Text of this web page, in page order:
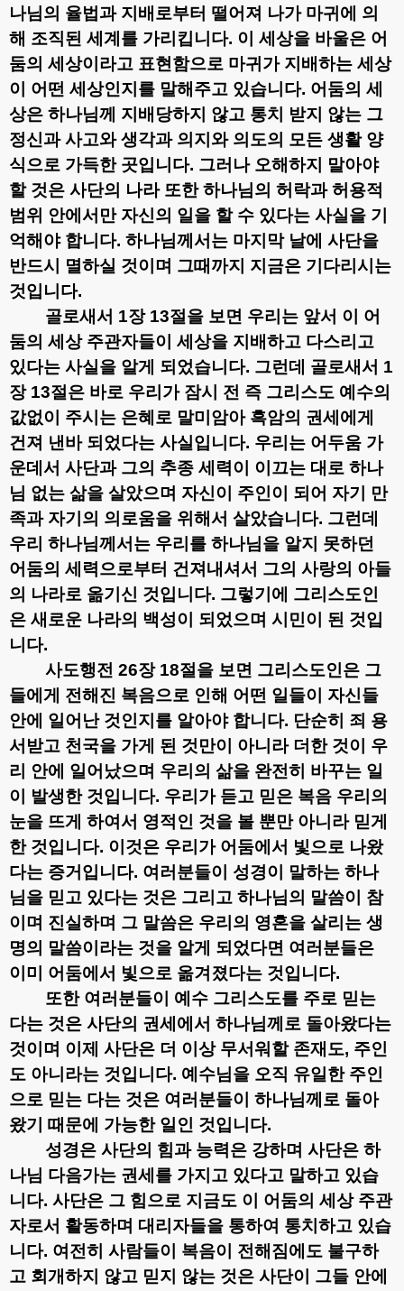
나님의 율법과 지배로부터 떨어져 나가 마귀에 의
해 조직된 세계를 가리킵니다. 이 세상을 바울은 어
둠의 세상이라고 표현함으로 마귀가 지배하는 세상
이 어떤 세상인지를 말해주고 있습니다. 어둠의 세
상은 하나님께 지배당하지 않고 통치 받지 않는 그
정신과 사고와 생각과 의지와 의도의 모든 생활 양
식으로 가득한 곳입니다. 그러나 오해하지 말아야
할 것은 사단의 나라 또한 하나님의 허락과 허용적
범위 안에서만 자신의 일을 할 수 있다는 사실을 기
억해야 합니다. 하나님께서는 마지막 날에 사단을
반드시 멸하실 것이며 그때까지 지금은 기다리시는
것입니다.
골로새서 1장13절을 보면 우리는 앞서 이 어
둠의 세상 주관자들이 세상을 지배하고 다스리고
있다는 사실을 알게 되었습니다. 그런데 골로새서 1
장13절은 바로 우리가 잠시 전 즉 그리스도 예수의
값없이 주시는 은혜로 말미암아 흑암의 권세에게
건져 낸바 되었다는 사실입니다. 우리는 어두움 가
운데서 사단과 그의 추종 세력이 이끄는 대로 하나
님 없는 삶을 살았으며 자신이 주인이 되어 자기 만
족과 자기의 의로움을 위해서 살았습니다. 그런데
우리 하나님께서는 우리를 하나님을 알지 못하던
어둠의 세력으로부터 건져내셔서 그의 사랑의 아들
의 나라로 옮기신 것입니다. 그렇기에 그리스도인
은 새로운 나라의 백성이 되었으며 시민이 된 것입
니다.
사도행전 26장18절을 보면 그리스도인은 그
들에게 전해진 복음으로 인해 어떤 일들이 자신들
안에 일어난 것인지를 알아야 합니다. 단순히 죄 용
서받고 천국을 가게 된 것만이 아니라 더한 것이 우
리 안에 일어났으며 우리의 삶을 완전히 바꾸는 일
이 발생한 것입니다. 우리가 듣고 믿은 복음 우리의
눈을 뜨게 하여서 영적인 것을 볼 뿐만 아니라 믿게
한 것입니다. 이것은 우리가 어둠에서 빛으로 나왔
다는 증거입니다. 여러분들이 성경이 말하는 하나
님을 믿고 있다는 것은 그리고 하나님의 말씀이 참
이며 진실하며 그 말씀은 우리의 영혼을 살리는 생
명의 말씀이라는 것을 알게 되었다면 여러분들은
이미 어둠에서 빛으로 옮겨졌다는 것입니다.
또한 여러분들이 예수 그리스도를 주로 믿는
다는 것은 사단의 권세에서 하나님께로 돌아왔다는
것이며 이제 사단은 더 이상 무서워할 존재도, 주인
도 아니라는 것입니다. 예수님을 오직 유일한 주인
으로 믿는 다는 것은 여러분들이 하나님께로 돌아
왔기 때문에 가능한 일인 것입니다.
성경은 사단의 힘과 능력은 강하며 사단은 하
나님 다음가는 권세를 가지고 있다고 말하고 있습
니다. 사단은 그 힘으로 지금도 이 어둠의 세상 주관
자로서 활동하며 대리자들을 통하여 통치하고 있습
니다. 여전히 사람들이 복음이 전해짐에도 불구하
고 회개하지 않고 믿지 않는 것은 사단이 그들 안에